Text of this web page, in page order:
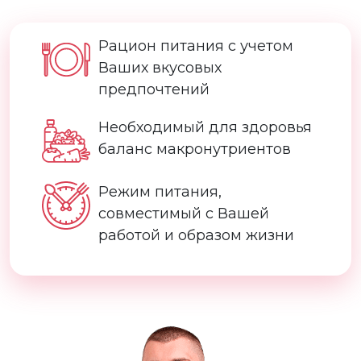
Рацион питания с учетом
Ваших вкусовых
предпочтений
Необходимый для здоровья
баланс макронутриентов
Режим питания,
совместимый с Вашей
работой и образом жизни